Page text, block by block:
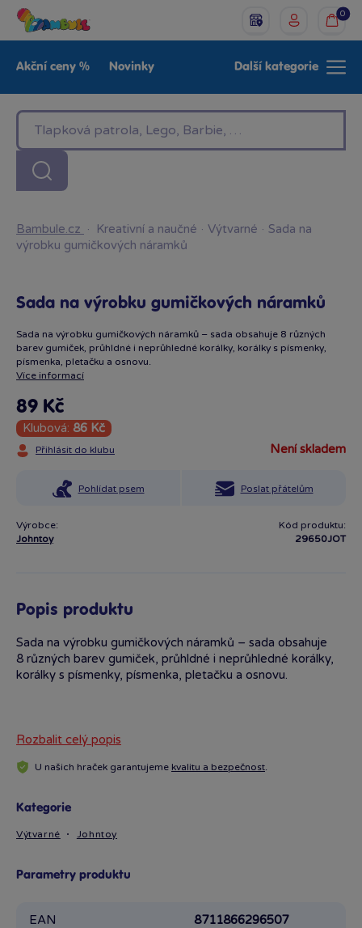
0
Akční ceny % Novinky
LEGO®
Baby Značky
Další kategorie
Bambule.cz · Kreativní a naučné · Výtvarné · Sada na
výrobku gumičkových náramků
Sada na výrobku gumičkových náramků
Sada na výrobku gumičkových náramků – sada obsahuje 8 různých
barev gumiček, průhldné i neprůhledné korálky, korálky s písmenky,
písmenka, pletačku a osnovu.
Více informací
89 Kč
Klubová: 86 Kč
Přihlásit do klubu není skladem
Pohlídat psem Poslat přátelům
Výrobce:
Johntoy
Kód produktu:
29650JOT
Popis produktu
Sada na výrobku gumičkových náramků – sada obsahuje
8 různých barev gumiček, průhldné i neprůhledné korálky,
korálky s písmenky, písmenka, pletačku a osnovu.
Rozbalit celý popis
U našich hraček garantujeme kvalitu a bezpečnost.
Kategorie
Výtvarné Johntoy
Parametry produktu
EAN 8711866296507